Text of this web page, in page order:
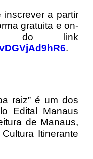
inscrever a partir
gratuita e on-
do link
.
raiz” é um dos
Edital Manaus
de Manaus,
Itinerante